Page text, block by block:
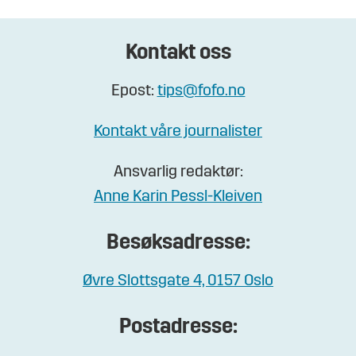
Kontakt oss
Epost: tips@fofo.no
Kontakt våre journalister
Ansvarlig redaktør:
Anne Karin Pessl-Kleiven
Besøksadresse:
Øvre Slottsgate 4, 0157 Oslo
Postadresse: